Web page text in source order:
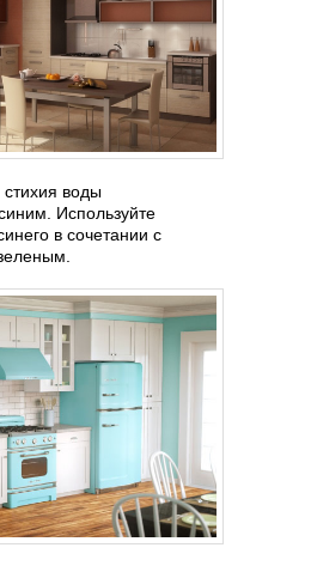
стихия воды
Используйте
в сочетании с